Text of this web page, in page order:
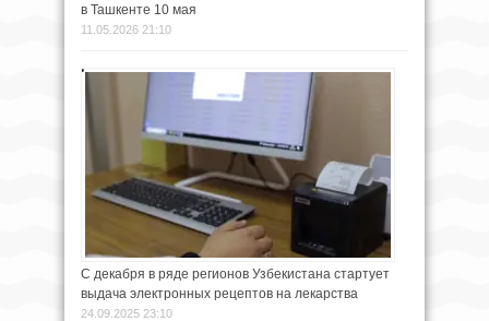
в Ташкенте 10 мая
11.05.2026 21:10
С декабря в ряде регионов Узбекистана стартует
выдача электронных рецептов на лекарства
24.09.2025 23:10